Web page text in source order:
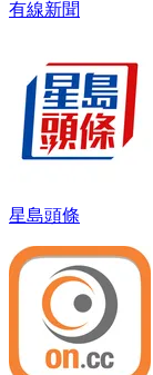
有線新聞
星島頭條